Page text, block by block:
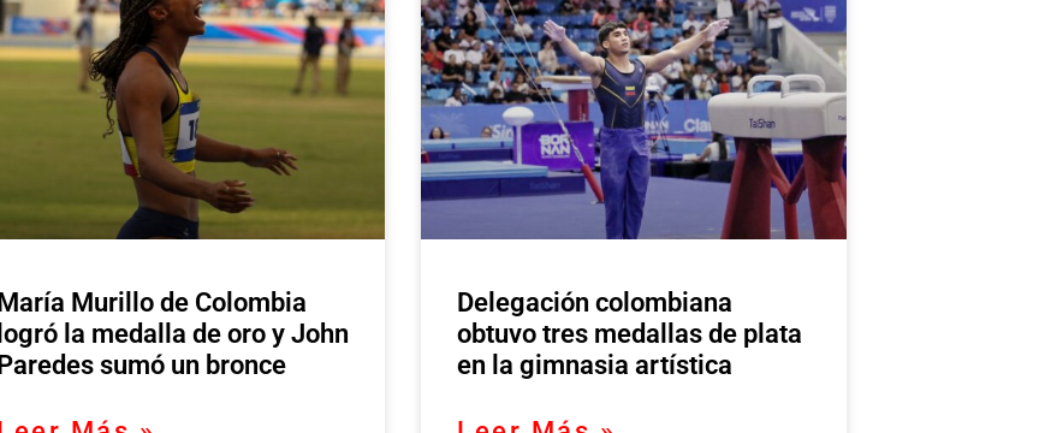
María Murillo de Colombia
logró la medalla de oro y John
Paredes sumó un bronce
Delegación colombiana
obtuvo tres medallas de plata
en la gimnasia artística